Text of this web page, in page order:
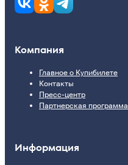
Компания
Главное о Купибилете
Контакты
Пресс-центр
Партнерская программа
Информация